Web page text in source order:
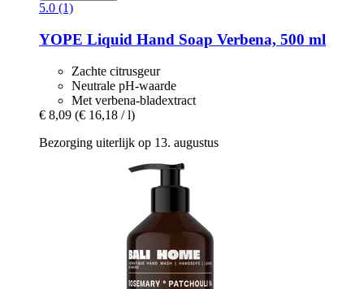
5.0 (1)
YOPE Liquid Hand Soap Verbena, 500 ml
Zachte citrusgeur
Neutrale pH-waarde
Met verbena-bladextract
€ 8,09 (€ 16,18 / l)
Bezorging uiterlijk op 13. augustus